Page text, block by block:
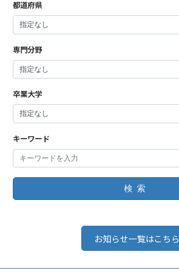
都道府県
専門分野
卒業大学
キーワード
検索
お知らせ一覧はこちら